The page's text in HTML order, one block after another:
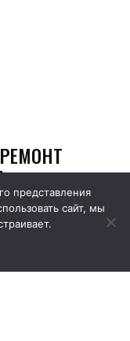
представления
сайт, мы